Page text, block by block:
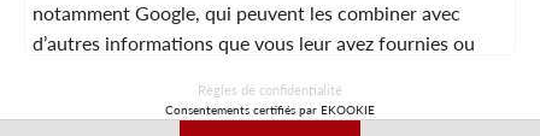
© 2026 Laura Vita
DESIGNED BY LOBSTTER
notamment Google, qui peuvent les combiner avec
d’autres informations que vous leur avez fournies ou
Règles de confidentialité
Consentements certifiés par EKOOKIE